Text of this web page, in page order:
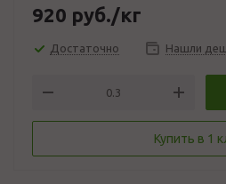
920 руб./кг
Достаточно Нашли
Купить в 1